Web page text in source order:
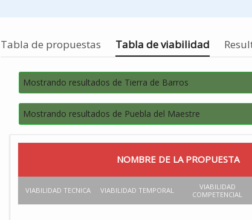
Tabla de propuestas Estás en
Tabla de viabilidad
Mostrando resultados de Tierra de Barros
Mostrando resultados de Puebla del Maestre
NOMBRE DE LA PROPUESTA
VIABILIDAD TECNICA VIABILIDAD TEMPORAL
VIABILIDAD
COMPETENCIAL